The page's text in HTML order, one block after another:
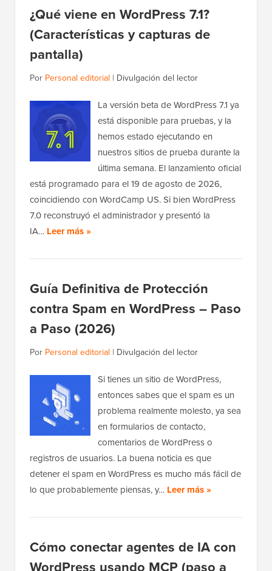
¿Qué viene en WordPress 7.1?
(Características y capturas de
pantalla)
Por Personal editorial | Divulgación del lector
La versión beta de WordPress 7.1 ya
está disponible para pruebas, y la
hemos estado ejecutando en
nuestros sitios de prueba durante la
última semana. El lanzamiento oficial
está programado para el 19 de agosto de 2026,
coincidiendo con WordCamp US. Si bien WordPress
7.0 reconstruyó el administrador y presentó la
IA… Leer más »
Guía Definitiva de Protección
contra Spam en WordPress – Paso
a Paso (2026)
Por Personal editorial | Divulgación del lector
Si tienes un sitio de WordPress,
entonces sabes que el spam es un
problema realmente molesto, ya sea
en formularios de contacto,
comentarios de WordPress o
registros de usuarios. La buena noticia es que
detener el spam en WordPress es mucho más fácil de
lo que probablemente piensas, y… Leer más »
Cómo conectar agentes de IA con
WordPress usando MCP (paso a